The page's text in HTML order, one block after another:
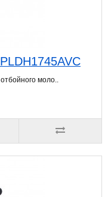
моло..